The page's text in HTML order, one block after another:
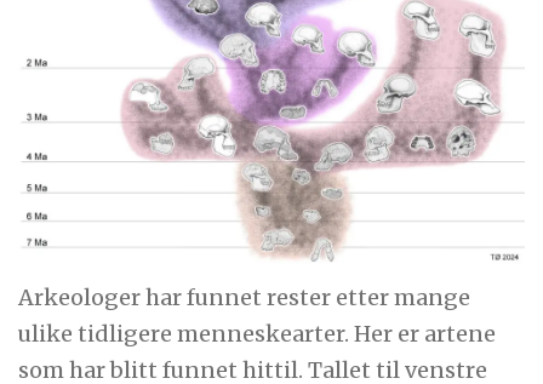
Arkeologer har funnet rester etter mange
ulike tidligere menneskearter. Her er artene
som har blitt funnet hittil. Tallet til venstre